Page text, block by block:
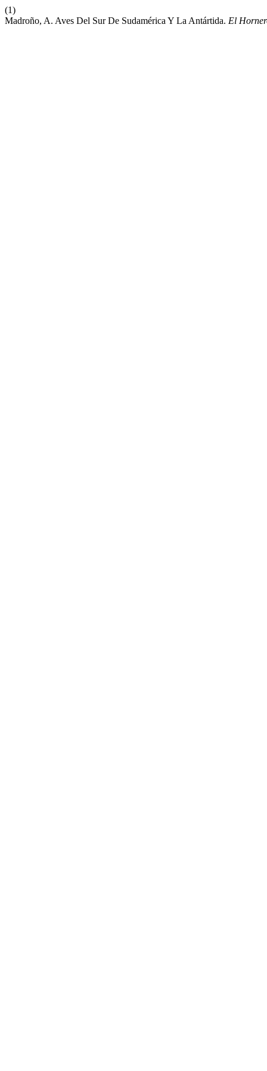
(1)
Madroño, A. Aves Del Sur De Sudamérica Y La Antártida. El